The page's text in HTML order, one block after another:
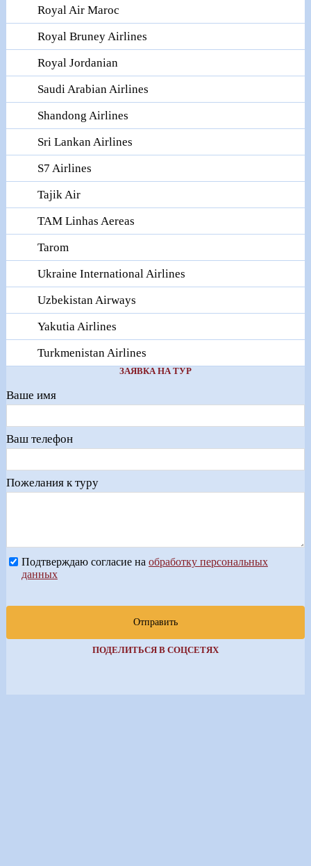
Royal Air Maroc
Royal Bruney Airlines
Royal Jordanian
Saudi Arabian Airlines
Shandong Airlines
Sri Lankan Airlines
S7 Airlines
Tajik Air
TAM Linhas Aereas
Tarom
Ukraine International Airlines
Uzbekistan Airways
Yakutia Airlines
Turkmenistan Airlines
ЗАЯВКА НА ТУР
Ваше имя
Ваш телефон
Пожелания к туру
Подтверждаю согласие на обработку персональных
данных
Отправить
ПОДЕЛИТЬСЯ В СОЦСЕТЯХ